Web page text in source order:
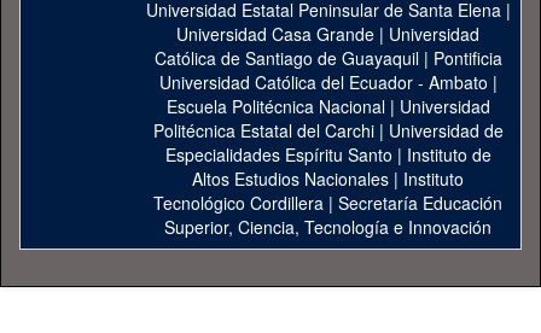
Universidad Estatal Peninsular de Santa Elena|
Universidad Casa Grande | Universidad
Católica de Santiago de Guayaquil| Pontificia
Universidad Católica del Ecuador - Ambato |
Escuela Politécnica Nacional| Universidad
Politécnica Estatal del Carchi| Universidad de
Especialidades Espíritu Santo | Instituto de
Altos Estudios Nacionales | Instituto
Tecnológico Cordillera | Secretaría Educación
Superior, Ciencia, Tecnología e Innovación